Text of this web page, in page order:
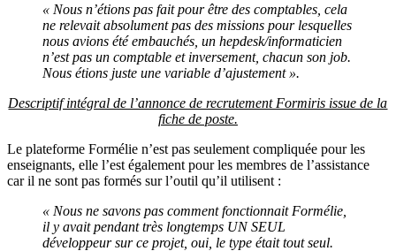
« Nous n’étions pas fait pour être des comptables, cela
ne relevait absolument pas des missions pour lesquelles
nous avions été embauchés, un hepdesk/informaticien
n’est pas un comptable et inversement, chacun son job.
Nous étions juste une variable d’ajustement ».
Descriptif intégral de l’annonce de recrutement Formiris issue de la
fiche de poste.
Le plateforme Formélie n’est pas seulement compliquée pour les
enseignants, elle l’est également pour les membres de l’assistance
car il ne sont pas formés sur l’outil qu’il utilisent :
« Nous ne savons pas comment fonctionnait Formélie,
il y avait pendant très longtemps UN SEUL
développeur sur ce projet, oui, le type était tout seul.